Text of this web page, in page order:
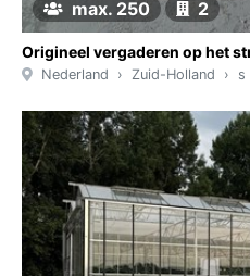
max. 250 2
Origineel vergaderen op het
Nederland Zuid-Holland s